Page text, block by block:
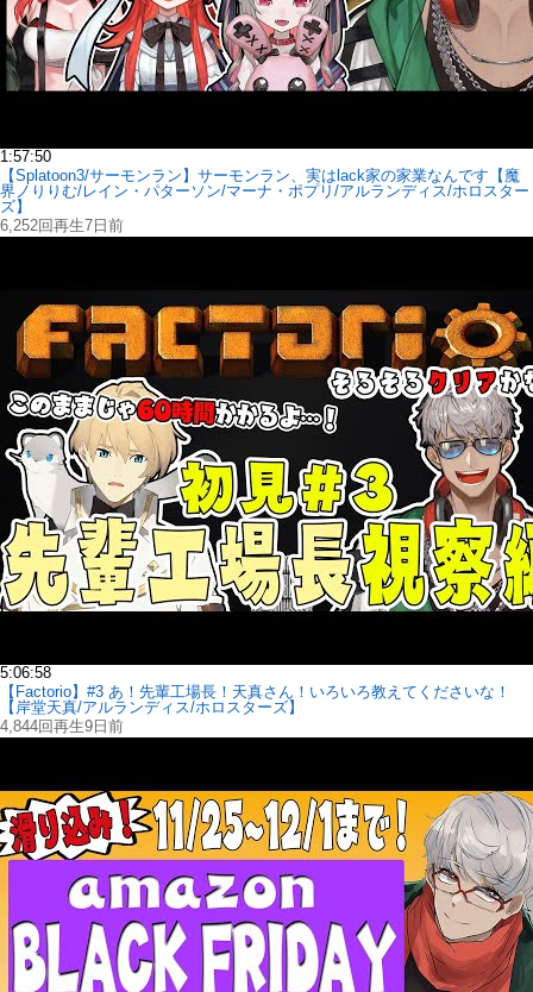
1:57:50
【Splatoon3/サーモンラン】サーモンラン、実はlack家の家業なんです【魔
界ノりりむ/レイン・パターソン/マーナ・ポプリ/アルランディス/ホロスター
ズ】
6,252回再生7日前
5:06:58
【Factorio】#3 あ！先輩工場長！天真さん！いろいろ教えてくださいな！
【岸堂天真/アルランディス/ホロスターズ】
4,844回再生9日前